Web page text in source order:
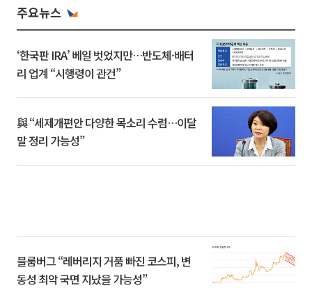
주요뉴스
‘한국판 IRA’ 베일 벗었지만…반도체·배터
리 업계 “시행령이 관건”
與 “세제개편안 다양한 목소리 수렴…이달
말 정리 가능성”
블룸버그 “레버리지 거품 빠진 코스피, 변
동성 최악 국면 지났을 가능성”